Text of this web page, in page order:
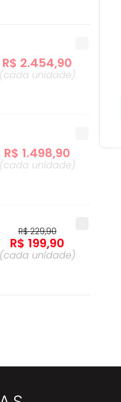
R$ 2.454,90
(cada unidade)
R$ 1.498,90
(cada unidade)
R$ 229,90
R$ 199,90
(cada unidade)